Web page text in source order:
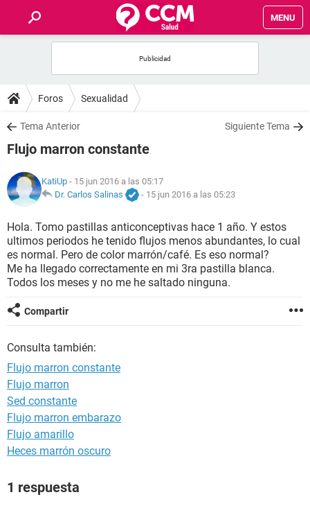
MENU
FOROS
SALUD
FAMILIA
NUTRICIÓN
BIENESTAR
SEXUALIDAD
GLOSARIO
Foros Sexualidad
Tema Anterior Siguiente Tema
Flujo marron constante
KatiUp - 15 jun 2016 a las 05:17
Dr. Carlos Salinas
- 15 jun 2016 a las 05:23
Hola. Tomo pastillas anticonceptivas hace 1 año. Y estos
ultimos periodos he tenido flujos menos abundantes, lo cual
es normal. Pero de color marrón/café. Es eso normal?
Me ha llegado correctamente en mi 3ra pastilla blanca.
Todos los meses y no me he saltado ninguna.
Compartir
Consulta también:
Flujo marron constante
Flujo marron
Sed constante
Flujo marron embarazo
Flujo amarillo
Heces marrón oscuro
1 respuesta